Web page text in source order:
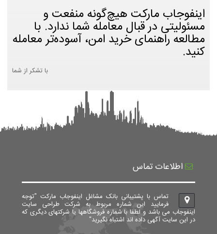
اینفوجاب مارکت هیچ‌گونه منفعت و
مسئولیتی در قبال معامله شما ندارد. با
مطالعه راهنمای خرید امن، آسوده‌تر معامله
کنید.
با تشکر از شما
اطلاعات تماس
تماس با پشتیبانی بانک مشاغل اینفوجاب مارکت "توجه
فرمایید این شماره مربوط به شرکت طراحی سایت
اینفوجاب می باشد و لطفا با شماره فروشگاهها یا شرکتهای دیگری که
در این سایت آگهی داده اند اشتباه نگیرید"